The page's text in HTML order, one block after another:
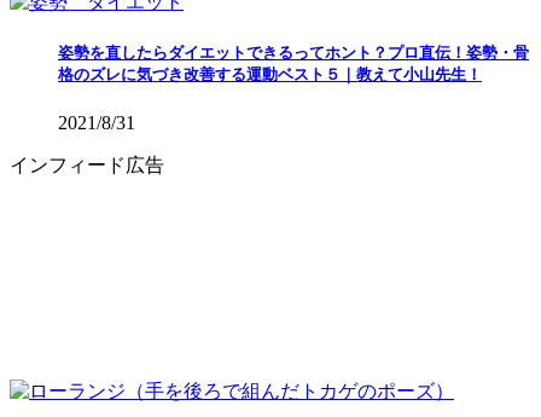
姿勢を直したらダイエットできるってホント？プロ直伝！姿勢・骨
格のズレに気づき改善する運動ベスト５｜教えて小山先生！
2021/8/31
インフィード広告